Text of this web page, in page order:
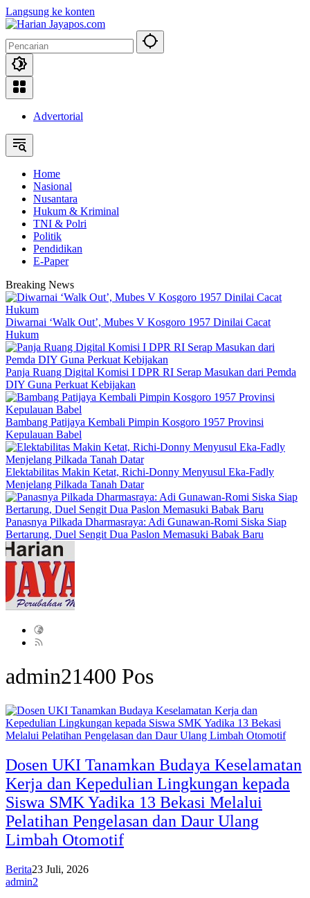
Langsung ke konten
Advertorial
Home
Nasional
Nusantara
Hukum & Kriminal
TNI & Polri
Politik
Pendidikan
E-Paper
Breaking News
Diwarnai ‘Walk Out’, Mubes V Kosgoro 1957 Dinilai Cacat
Hukum
Panja Ruang Digital Komisi I DPR RI Serap Masukan dari Pemda
DIY Guna Perkuat Kebijakan
Bambang Patijaya Kembali Pimpin Kosgoro 1957 Provinsi
Kepulauan Babel
Elektabilitas Makin Ketat, Richi-Donny Menyusul Eka-Fadly
Menjelang Pilkada Tanah Datar
Panasnya Pilkada Dharmasraya: Adi Gunawan-Romi Siska Siap
Bertarung, Duel Sengit Dua Paslon Memasuki Babak Baru
admin21400 Pos
Dosen UKI Tanamkan Budaya Keselamatan
Kerja dan Kepedulian Lingkungan kepada
Siswa SMK Yadika 13 Bekasi Melalui
Pelatihan Pengelasan dan Daur Ulang
Limbah Otomotif
Berita23 Juli, 2026
admin2